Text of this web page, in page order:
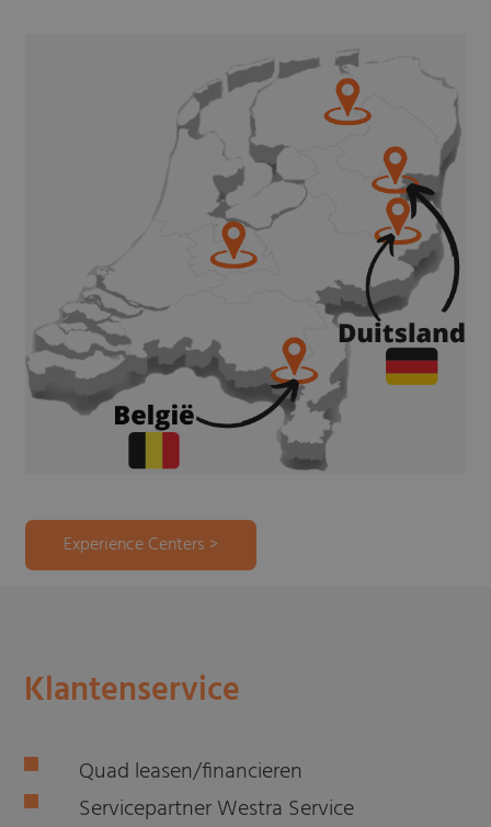
Experience Centers >
Klantenservice
Quad leasen/financieren
Servicepartner Westra Service